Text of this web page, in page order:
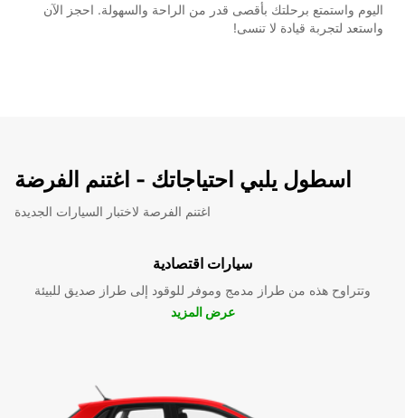
اليوم واستمتع برحلتك بأقصى قدر من الراحة والسهولة. احجز الآن
واستعد لتجربة قيادة لا تنسى!
اسطول يلبي احتياجاتك - اغتنم الفرضة
اغتنم الفرصة لاختبار السيارات الجديدة
سيارات اقتصادية
وتتراوح هذه من طراز مدمج وموفر للوقود إلى طراز صديق للبيئة
عرض المزيد